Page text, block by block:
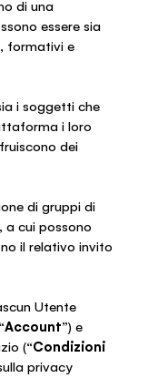
di una
essere sia
formativi e
i soggetti che
i loro
dei
di gruppi di
cui possono
il relativo invito
Utente
Account”) e
(“Condizioni
privacy